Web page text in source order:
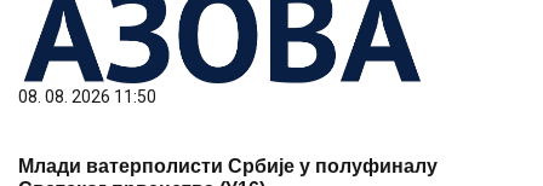
08. 08. 2026 11:50
Млади ватерполисти Србије у полуфиналу